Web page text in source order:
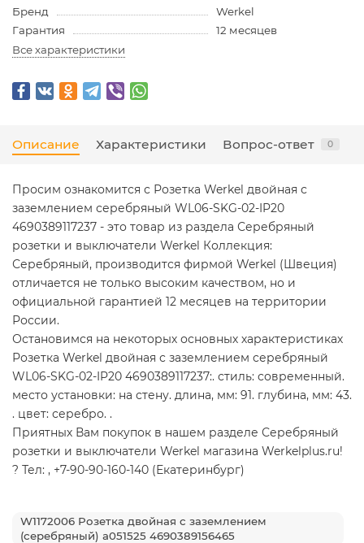
Бренд
Werkel
Гарантия
12 месяцев
Все характеристики
Описание Характеристики Вопрос-ответ 0
Просим ознакомится с Розетка Werkel двойная с
заземлением серебряный WL06-SKG-02-IP20
4690389117237 - это товар из раздела Серебряный
розетки и выключатели Werkel Коллекция:
Серебряный, производится фирмой Werkel (Швеция)
отличается не только высоким качеством, но и
официальной гарантией 12 месяцев на территории
России.
Остановимся на некоторых основных характеристиках
Розетка Werkel двойная с заземлением серебряный
WL06-SKG-02-IP20 4690389117237:. стиль: современный.
место установки: на стену. длина, мм: 91. глубина, мм: 43.
. цвет: серебро. .
Приятных Вам покупок в нашем разделе Серебряный
розетки и выключатели Werkel магазина Werkelplus.ru!
? Тел: , +7-90-90-160-140 (Екатеринбург)
W1172006 Розетка двойная с заземлением
(серебряный) a051525 4690389156465